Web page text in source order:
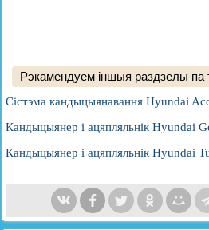
Рэкамендуем іншыя раздзелы па
Сістэма кандыцыянавання Hyundai
Кандыцыянер і ацяпляльнік Hyundai
Кандыцыянер і ацяпляльнік Hyundai